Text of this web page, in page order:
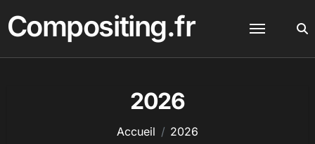
au
contenu
Compositing.fr
2026
Accueil 2026